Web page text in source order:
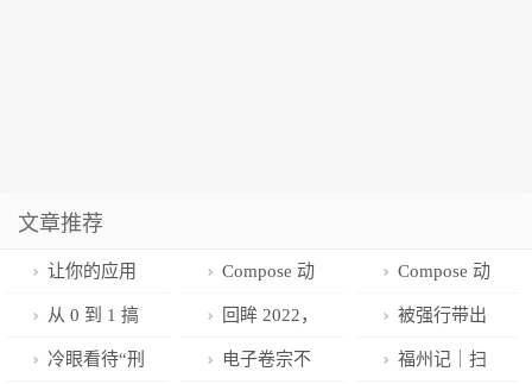
文章推荐
让你的应用
完美适配平板
Compose 动
画艺术探索之
瞅下 Compose
Compose 动
画艺术探索之
灵动岛
从 0 到 1 搞
一个 Compose
回眸 2022，
展望 2023
被强行带出
法庭的辩护律
冷眼看待“刑 电子卷宗不 福州记｜扫